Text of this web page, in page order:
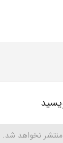
نخواهد شد.